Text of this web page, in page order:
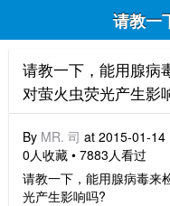
请教一
请教一下，能用腺病
对萤火虫荧光产生影
By MR. 司 at 2015-01-14
0人收藏 • 7883人看过
请教一下，能用腺病毒来
光产生影响吗?